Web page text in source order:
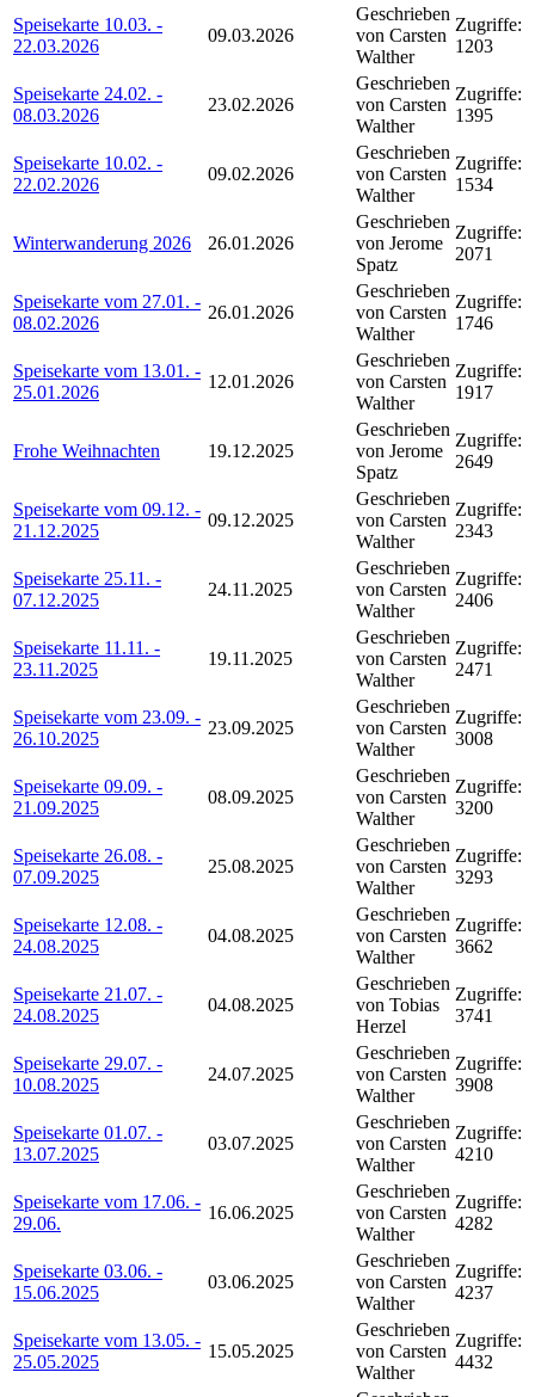
Speisekarte 10.03. -
22.03.2026
09.03.2026
Geschrieben
von Carsten
Walther
Zugriffe:
1203
Speisekarte 24.02. -
08.03.2026
23.02.2026
Geschrieben
von Carsten
Walther
Zugriffe:
1395
Speisekarte 10.02. -
22.02.2026
09.02.2026
Geschrieben
von Carsten
Walther
Zugriffe:
1534
Winterwanderung 2026 26.01.2026
Geschrieben
von Jerome
Spatz
Zugriffe:
2071
Speisekarte vom 27.01. -
08.02.2026
26.01.2026
Geschrieben
von Carsten
Walther
Zugriffe:
1746
Speisekarte vom 13.01. -
25.01.2026
12.01.2026
Geschrieben
von Carsten
Walther
Zugriffe:
1917
Frohe Weihnachten 19.12.2025
Geschrieben
von Jerome
Spatz
Zugriffe:
2649
Speisekarte vom 09.12. -
21.12.2025
09.12.2025
Geschrieben
von Carsten
Walther
Zugriffe:
2343
Speisekarte 25.11. -
07.12.2025
24.11.2025
Geschrieben
von Carsten
Walther
Zugriffe:
2406
Speisekarte 11.11. -
23.11.2025
19.11.2025
Geschrieben
von Carsten
Walther
Zugriffe:
2471
Speisekarte vom 23.09. -
26.10.2025
23.09.2025
Geschrieben
von Carsten
Walther
Zugriffe:
3008
Speisekarte 09.09. -
21.09.2025
08.09.2025
Geschrieben
von Carsten
Walther
Zugriffe:
3200
Speisekarte 26.08. -
07.09.2025
25.08.2025
Geschrieben
von Carsten
Walther
Zugriffe:
3293
Speisekarte 12.08. -
24.08.2025
04.08.2025
Geschrieben
von Carsten
Walther
Zugriffe:
3662
Speisekarte 21.07. -
24.08.2025
04.08.2025
Geschrieben
von Tobias
Herzel
Zugriffe:
3741
Speisekarte 29.07. -
10.08.2025
24.07.2025
Geschrieben
von Carsten
Walther
Zugriffe:
3908
Speisekarte 01.07. -
13.07.2025
03.07.2025
Geschrieben
von Carsten
Walther
Zugriffe:
4210
Speisekarte vom 17.06. -
29.06.
16.06.2025
Geschrieben
von Carsten
Walther
Zugriffe:
4282
Speisekarte 03.06. -
15.06.2025
03.06.2025
Geschrieben
von Carsten
Walther
Zugriffe:
4237
Speisekarte vom 13.05. -
25.05.2025
15.05.2025
Geschrieben
von Carsten
Walther
Zugriffe:
4432